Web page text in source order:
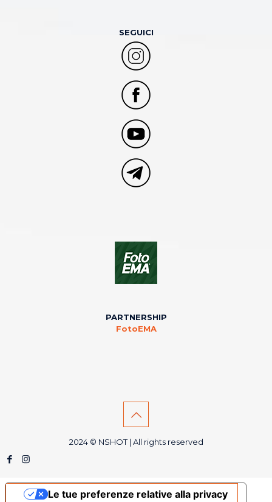
SEGUICI
PARTNERSHIP
FotoEMA
2024 © NSHOT | All rights reserved
Le tue preferenze relative alla privacy